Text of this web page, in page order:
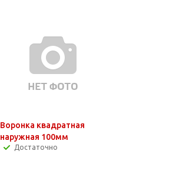
Воронка квадратная
наружная 100мм
Достаточно